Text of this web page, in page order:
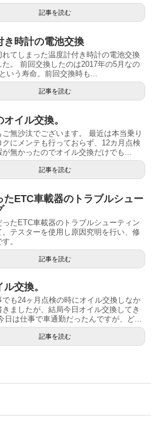
記事を読む
き時計の電池交換
れてしまった温度計付き時計の電池交換
た。 前回交換したのは2017年の5月なの
いう寿命。前回交換時も...
記事を読む
イル交換。
ご無沙汰でございます。 最近は本当乗り
クにメンテも行っておらず、12カ月点検
が無かったのでオイル交換だけでも...
記事を読む
たETC車載器のトラブルシュー
ったETC車載器のトラブルシューティン
。テスターを使用し原因究明を行い、修
。
記事を読む
交換。
でも24ヶ月点検の時にオイル交換しなか
きましたが、結局今日オイル交換してき
日は仕事で車通勤だったんですが、ど...
記事を読む